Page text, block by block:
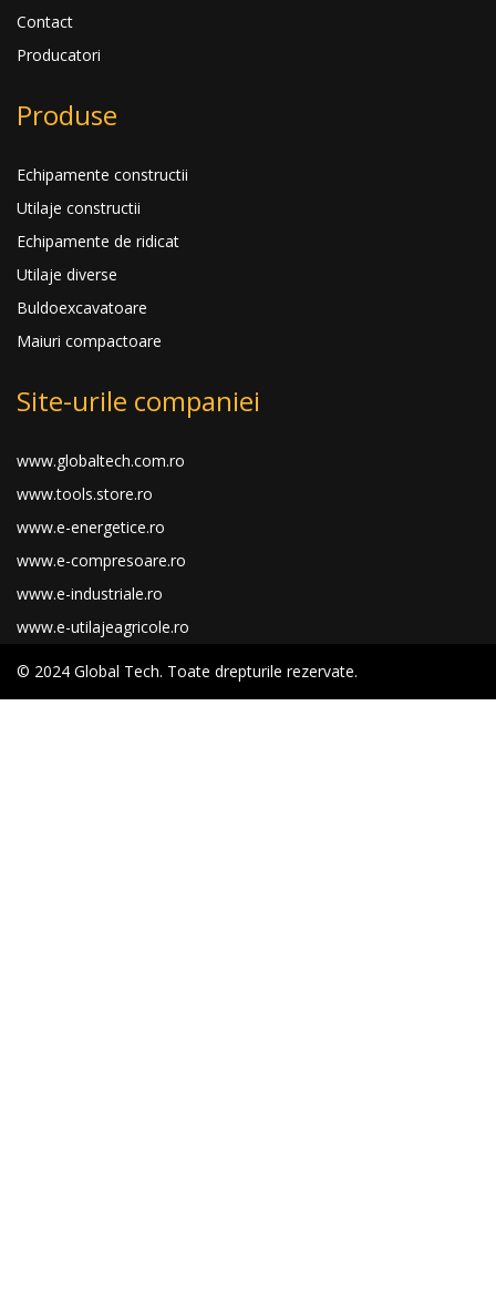
Contact
Producatori
Produse
Echipamente constructii
Utilaje constructii
Echipamente de ridicat
Utilaje diverse
Buldoexcavatoare
Maiuri compactoare
Site-urile companiei
www.globaltech.com.ro
www.tools.store.ro
www.e-energetice.ro
www.e-compresoare.ro
www.e-industriale.ro
www.e-utilajeagricole.ro
© 2024 Global Tech. Toate drepturile rezervate.